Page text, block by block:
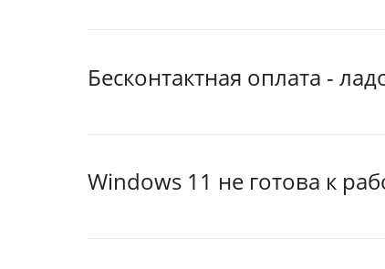
Бесконтактная оплата -
Windows 11 не готова к